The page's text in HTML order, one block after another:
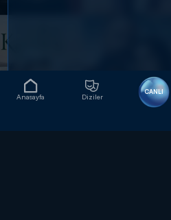
Anasayfa Diziler
CANLI